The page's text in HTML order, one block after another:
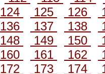
124
125 126
136
137 138
148
149 150
160
161 162
172
173 174